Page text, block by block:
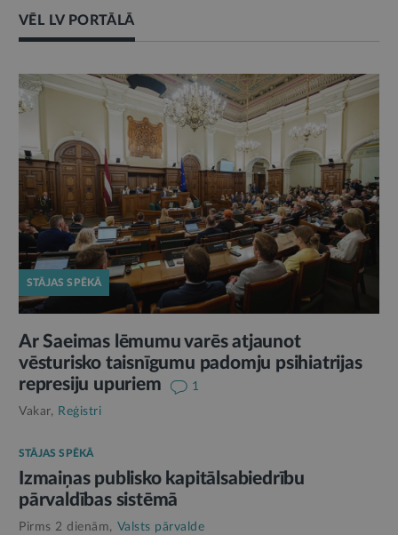
VĒL LV PORTĀLĀ
STĀJAS SPĒKĀ
Ar Saeimas lēmumu varēs atjaunot
vēsturisko taisnīgumu padomju psihiatrijas
represiju upuriem
1
Vakar, Reģistri
STĀJAS SPĒKĀ
Izmaiņas publisko kapitālsabiedrību
pārvaldības sistēmā
Pirms 2 dienām, Valsts pārvalde